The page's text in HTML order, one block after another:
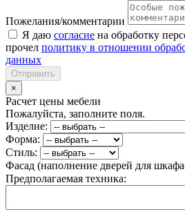
Пожелания/комментарии
Я даю согласие на обработку
прочел политику в отношении
данных
Отправить
×
Расчет цены мебели
Пожалуйста, заполните поля.
Изделие:
Форма:
Стиль:
Фасад (наполнение дверей для
Предполагаемая техника: